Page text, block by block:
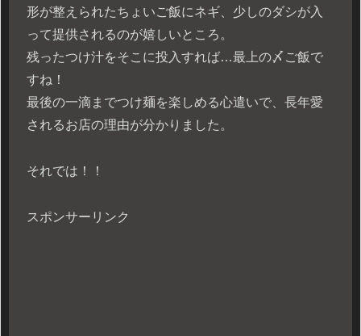
形が整えられたちょいご飯にネギ、少しのダシが入
って提供されるのが嬉しいところ。
残ったつけ汁をそこに投入すれば…最上の〆ご飯で
すね！
最後の一滴までつけ麺を楽しめる心遣いで、長年愛
されるお店の理由が分かりました。
それでは！！
スポンサーリンク